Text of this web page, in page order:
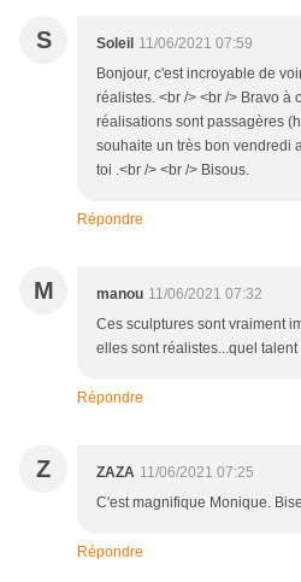
S Soleil 11/06/2021 07:59
Bonjour, c'est incroyable de
réalistes. <br /> <br /> Bravo à
réalisations sont passagères
souhaite un très bon vendredi
toi .<br /> <br /> Bisous.
Répondre
M manou 11/06/2021 07:32
Ces sculptures sont vraiment
elles sont réalistes...quel
Répondre
Z ZAZA 11/06/2021 07:25
C'est magnifique Monique.
Répondre